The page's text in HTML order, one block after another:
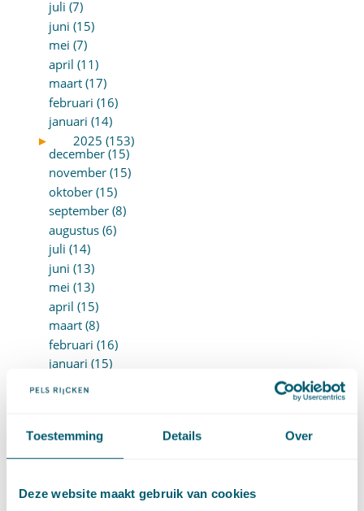
Toestemming Details Over
Deze website maakt gebruik van cookies
juli (7)
juni (15)
mei (7)
april (11)
maart (17)
februari (16)
januari (14)
►
2025 (153)
december (15)
november (15)
oktober (15)
september (8)
augustus (6)
juli (14)
juni (13)
mei (13)
april (15)
maart (8)
februari (16)
januari (15)
december (16)
oktober (17)
juli (8)